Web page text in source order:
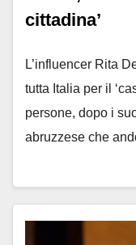
cittadina’
L’influencer Rita
tutta Italia per il
persone, dopo i
abruzzese che